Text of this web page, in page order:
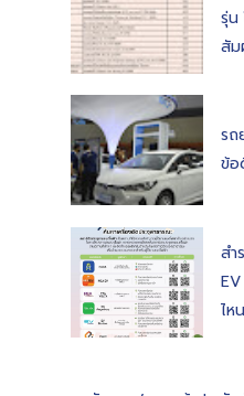
รุ่น
สั
รถ
ข้อ
สำ
ไห